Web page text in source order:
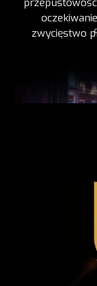
zwycięstwo